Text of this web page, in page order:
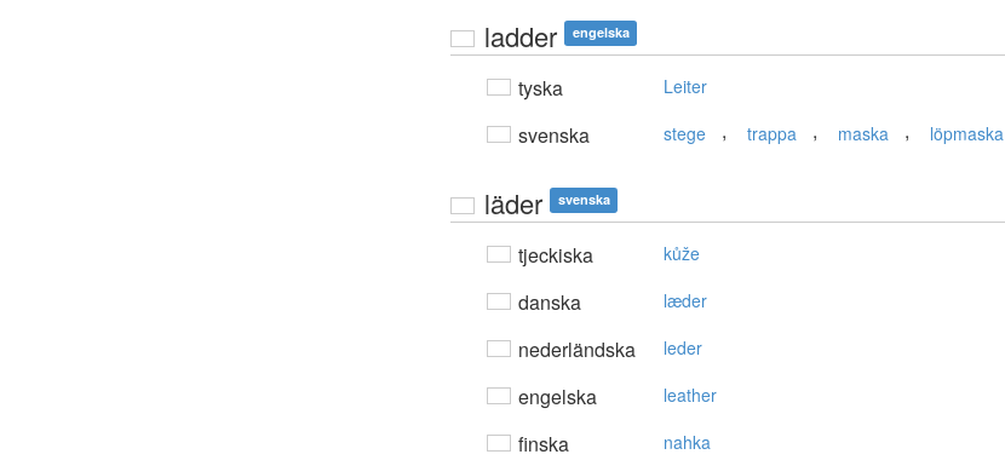
ladder engelska
tyska Leiter
svenska stege , trappa , maska , löpmaska
läder svenska
tjeckiska kůže
danska læder
nederländska leder
engelska leather
finska nahka